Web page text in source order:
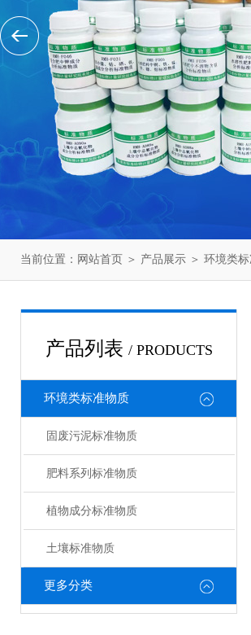
当前位置： 网站首页 ＞ 产品展示 ＞ 环境类
产品列表 / PRODUCTS
环境类标准物质
固废污泥标准物质
肥料系列标准物质
植物成分标准物质
土壤标准物质
更多分类